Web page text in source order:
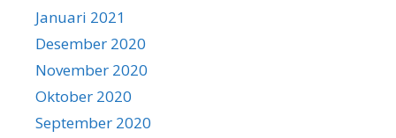
Januari 2021
Desember 2020
November 2020
Oktober 2020
September 2020